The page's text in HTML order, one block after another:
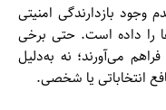
وجود بازدارندگی امنیتی
را داده است. حتی برخی
می‌آورند؛ نه به‌دلیل
انتخاباتی یا شخصی.